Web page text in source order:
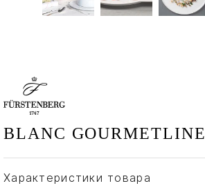
BLANC GOURMETLINE
Характеристики товара